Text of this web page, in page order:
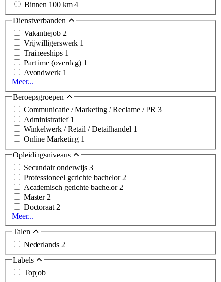
Binnen 100 km 4
Dienstverbanden
Vakantiejob 2
Vrijwilligerswerk 1
Traineeships 1
Parttime (overdag) 1
Avondwerk 1
Meer...
Beroepsgroepen
Communicatie / Marketing / Reclame / PR 3
Administratief 1
Winkelwerk / Retail / Detailhandel 1
Online Marketing 1
Opleidingsniveaus
Secundair onderwijs 3
Professioneel gerichte bachelor 2
Academisch gerichte bachelor 2
Master 2
Doctoraat 2
Meer...
Talen
Nederlands 2
Labels
Topjob